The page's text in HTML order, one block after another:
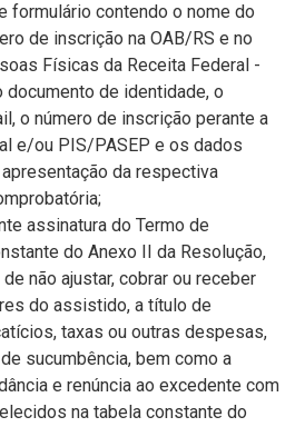
formulário contendo o nome do
de inscrição na OAB/RS e no
Físicas da Receita Federal -
documento de identidade, o
o número de inscrição perante a
e/ou PIS/PASEP e os dados
da respectiva
assinatura do Termo de
do Anexo II da Resolução,
não ajustar, cobrar ou receber
do assistido, a título de
taxas ou outras despesas,
sucumbência, bem como a
e renúncia ao excedente com
na tabela constante do